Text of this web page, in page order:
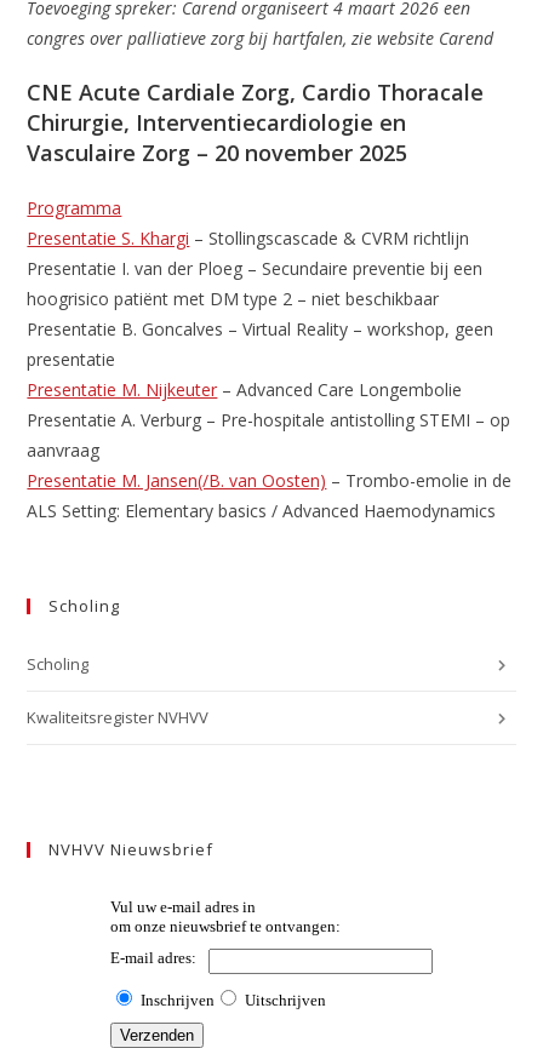
Toevoeging spreker: Carend organiseert 4 maart 2026 een
congres over palliatieve zorg bij hartfalen, zie website Carend
CNE Acute Cardiale Zorg, Cardio Thoracale
Chirurgie, Interventiecardiologie en
Vasculaire Zorg – 20 november 2025
Programma
Presentatie S. Khargi – Stollingscascade & CVRM richtlijn
Presentatie I. van der Ploeg – Secundaire preventie bij een
hoogrisico patiënt met DM type 2 – niet beschikbaar
Presentatie B. Goncalves – Virtual Reality – workshop, geen
presentatie
Presentatie M. Nijkeuter – Advanced Care Longembolie
Presentatie A. Verburg – Pre-hospitale antistolling STEMI – op
aanvraag
Presentatie M. Jansen(/B. van Oosten) – Trombo-emolie in de
ALS Setting: Elementary basics / Advanced Haemodynamics
Scholing
Scholing
Kwaliteitsregister NVHVV
NVHVV Nieuwsbrief